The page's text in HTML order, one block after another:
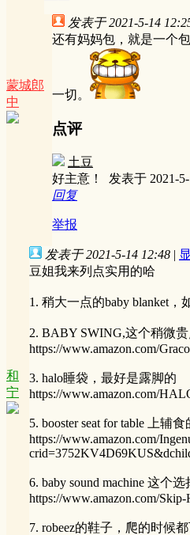
蒙城郎
中
发表于 2021-5-14
还有妈妈包，就是一个
一切。
点评
土豆
好主意！ 发表于 2021-
回复
举报
和
宁
发表于 2021-5-14 12:48 |
豆姐我来列点实用的哈
1. 稍大一点的baby blanket
2. BABY SWING,这个稍微
https://www.amazon.com/
3. halo睡袋，最好是露脚的
https://www.amazon.com/
5. booster seat for table 上辅
https://www.amazon.com/
6. baby sound machine 这个
https://www.amazon.com/
7. robeez的鞋子，爬的时候